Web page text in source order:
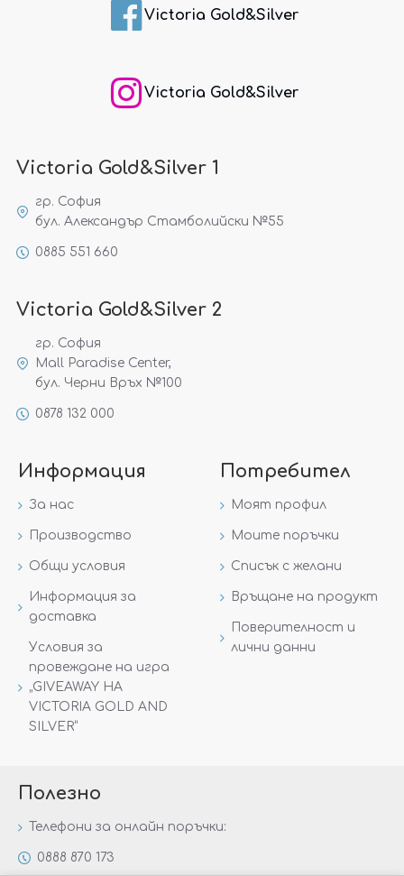
Victoria Gold&Silver
Victoria Gold&Silver
Victoria Gold&Silver 1
гр. София
бул. Александър Стамболийски №55
0885 551 660
Victoria Gold&Silver 2
гр. София
Mall Paradise Center,
бул. Черни Връх №100
0878 132 000
Информация
За нас
Производство
Общи условия
Информация за
доставка
Условия за
провеждане на игра
„GIVEAWAY НА
VICTORIA GOLD AND
SILVER“
Потребител
Моят профил
Моите поръчки
Списък с желани
Връщане на продукт
Поверителност и
лични данни
Полезно
Телефони за онлайн поръчки:
0888 870 173